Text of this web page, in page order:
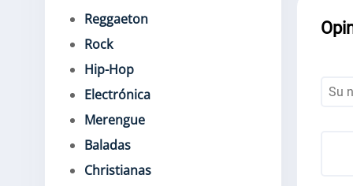
Reggaeton
Rock
Hip-Hop
Electrónica
Merengue
Baladas
Christianas